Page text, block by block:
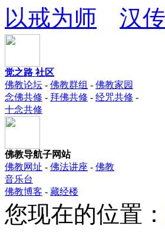
以戒为师
汉
觉之路 社区
佛教论坛 - 佛教群组 - 佛教家园
念佛共修 - 拜佛共修 - 经咒共修 -
十念共修
佛教导航子网站
佛教网址 - 佛法讲座 - 佛教
音乐台
佛教博客 - 藏经楼
您现在的位置：